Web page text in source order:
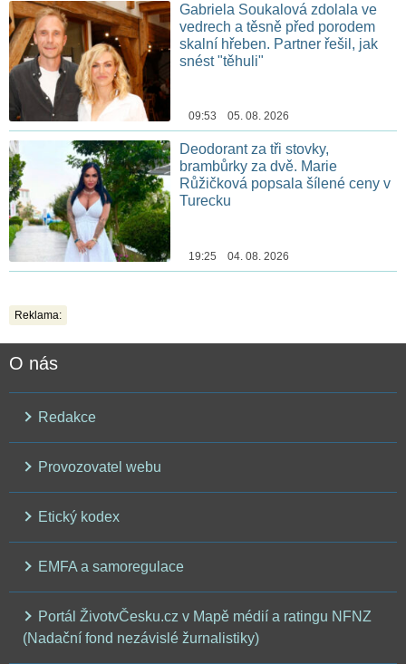
Gabriela Soukalová zdolala ve
vedrech a těsně před porodem
skalní hřeben. Partner řešil, jak
snést "těhuli"
09:53 05. 08. 2026
Deodorant za tři stovky,
brambůrky za dvě. Marie
Růžičková popsala šílené ceny v
Turecku
19:25 04. 08. 2026
Reklama:
O nás
Redakce
Provozovatel webu
Etický kodex
EMFA a samoregulace
Portál ŽivotvČesku.cz v Mapě médií a ratingu NFNZ
(Nadační fond nezávislé žurnalistiky)